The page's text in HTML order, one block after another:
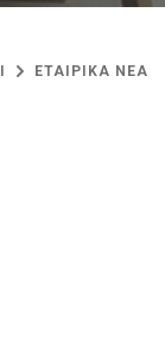
ΕΤΑΙΡΙΚΑ ΝΕΑ